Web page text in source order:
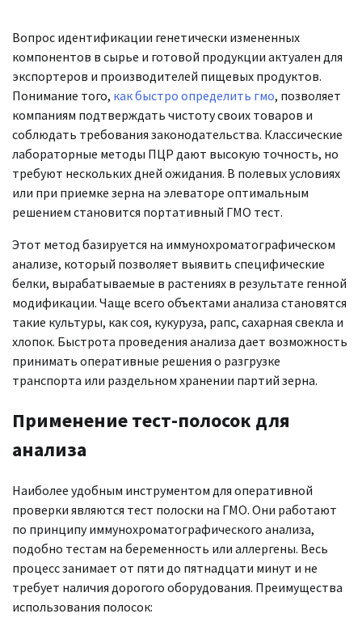
Вопрос идентификации генетически измененных
компонентов в сырье и готовой продукции актуален для
экспортеров и производителей пищевых продуктов.
Понимание того, как быстро определить гмо, позволяет
компаниям подтверждать чистоту своих товаров и
соблюдать требования законодательства. Классические
лабораторные методы ПЦР дают высокую точность, но
требуют нескольких дней ожидания. В полевых условиях
или при приемке зерна на элеваторе оптимальным
решением становится портативный ГМО тест.
Этот метод базируется на иммунохроматографическом
анализе, который позволяет выявить специфические
белки, вырабатываемые в растениях в результате генной
модификации. Чаще всего объектами анализа становятся
такие культуры, как соя, кукуруза, рапс, сахарная свекла и
хлопок. Быстрота проведения анализа дает возможность
принимать оперативные решения о разгрузке
транспорта или раздельном хранении партий зерна.
Применение тест-полосок для
анализа
Наиболее удобным инструментом для оперативной
проверки являются тест полоски на ГМО. Они работают
по принципу иммунохроматографического анализа,
подобно тестам на беременность или аллергены. Весь
процесс занимает от пяти до пятнадцати минут и не
требует наличия дорогого оборудования. Преимущества
использования полосок: